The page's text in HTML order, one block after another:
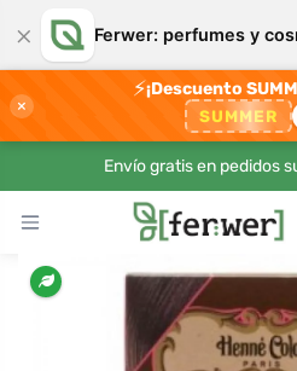
× Ferwer: perfumes y
×
⚡¡Descuento
SUMMER
Envío gratis en pedidos